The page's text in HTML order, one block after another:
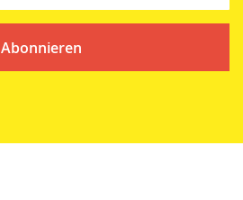
Abonnieren